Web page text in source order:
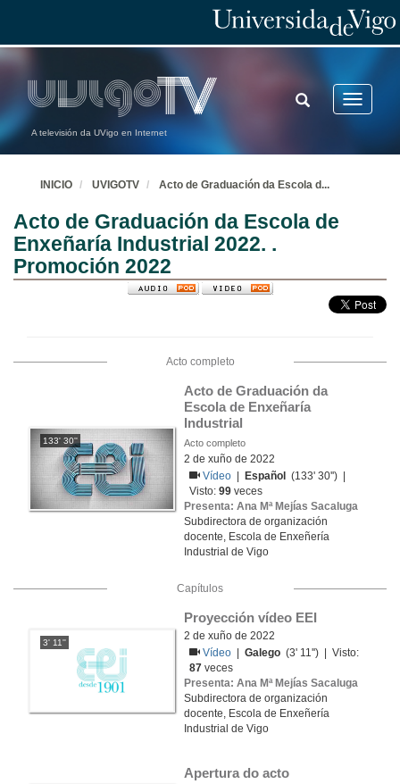
A televisión da UVigo en Internet
Toggle
TOGGLE
SEARCH
INICIO UVIGOTV Acto de Graduación da Escola d...
Acto de Graduación da Escola de
Enxeñaría Industrial 2022. .
Promoción 2022
Acto completo
133' 30''
Acto de Graduación da
Escola de Enxeñaría
Industrial
Acto completo
2 de xuño de 2022
Vídeo
Español
(133' 30'') |
Visto:99 veces
Presenta: Ana Mª Mejías Sacaluga
Subdirectora de organización
docente, Escola de Enxeñería
Industrial de Vigo
Capítulos
3' 11''
Proyección vídeo EEI
2 de xuño de 2022
Vídeo
|Galego (3' 11'') | Visto:
87 veces
Presenta: Ana Mª Mejías Sacaluga
Subdirectora de organización
docente, Escola de Enxeñería
Industrial de Vigo
Apertura do acto